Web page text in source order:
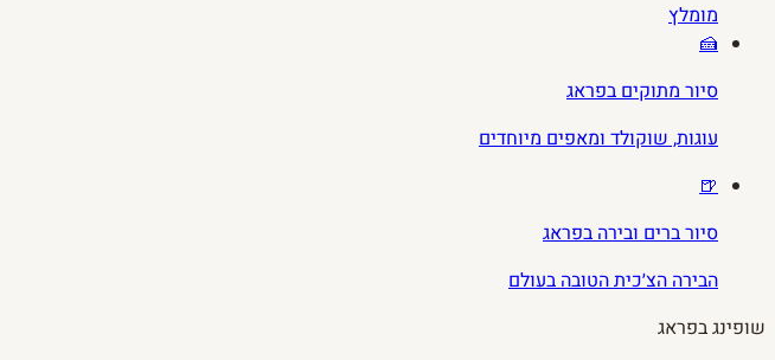
מומלץ
🍰
סיור מתוקים בפראג
עוגות, שוקולד ומאפים מיוחדים
🍺
סיור ברים ובירה בפראג
הבירה הצ׳כית הטובה בעולם
שופינג בפראג